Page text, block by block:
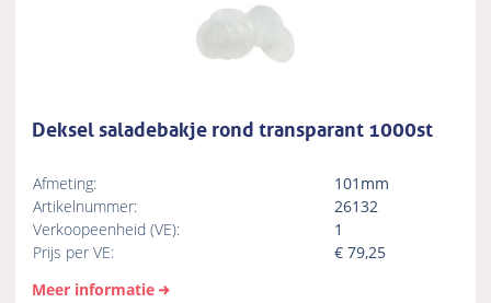
Deksel saladebakje rond transparant 1000st
Afmeting:
101mm
Artikelnummer:
26132
Verkoopeenheid (VE):
1
Prijs per VE:
€79,25
Meer informatie